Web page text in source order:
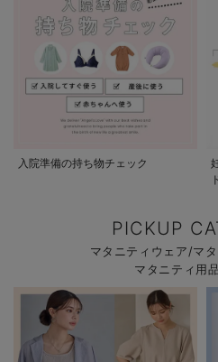
入院準備の持ち物チェック
PICKUP
マタニティウェア/マ
マタニティ用